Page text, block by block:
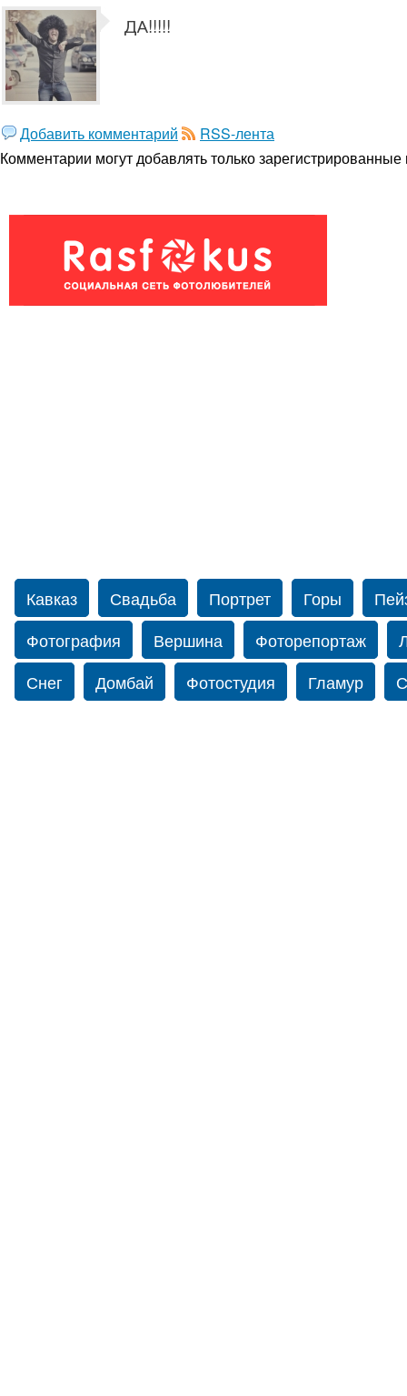
ДА!!!!!
Добавить комментарий
RSS-лента
Комментарии могут добавлять толькозарегистрированные
Кавказ Свадьба Портрет Горы
Фотография
Вершина Фоторепортаж
Снег
Домбай Фотостудия Гламур